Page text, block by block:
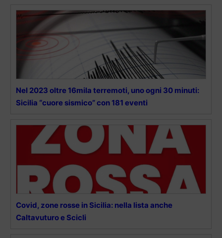
Nel 2023 oltre 16mila terremoti, uno ogni 30 minuti:
Sicilia “cuore sismico” con 181 eventi
Covid, zone rosse in Sicilia: nella lista anche
Caltavuturo e Scicli